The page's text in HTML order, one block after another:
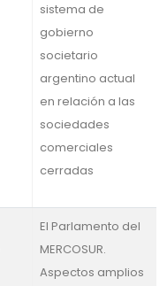
sistema de
gobierno
societario
argentino actual
en relación a las
sociedades
comerciales
cerradas
El Parlamento del
MERCOSUR.
Aspectos amplios